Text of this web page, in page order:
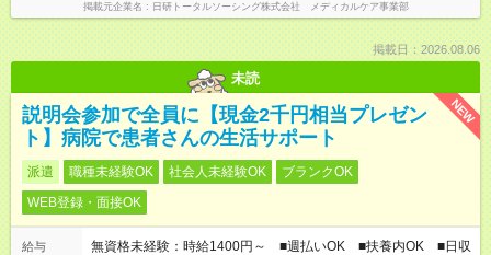
掲載元企業名 日研トータルソーシング株式会社 メディカルケア事業部
掲載日：2026.08.06
未読
NEW
説明会参加で全員に【現金2千円相当プレゼン
ト】病院で患者さんの生活サポート
派遣 職種未経験OK 社会人未経験OK
ブランクOK
WEB登録・面接OK
給与
無資格未経験：時給1400円～ ■週払いOK ■扶養内OK ■日収